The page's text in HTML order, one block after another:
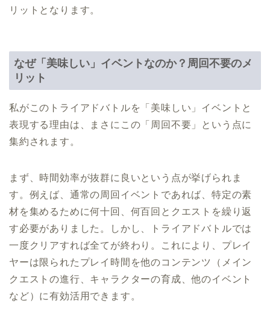
リットとなります。
なぜ「美味しい」イベントなのか？周回不要のメ
リット
私がこのトライアドバトルを「美味しい」イベントと
表現する理由は、まさにこの「周回不要」という点に
集約されます。
まず、時間効率が抜群に良いという点が挙げられま
す。例えば、通常の周回イベントであれば、特定の素
材を集めるために何十回、何百回とクエストを繰り返
す必要がありました。しかし、トライアドバトルでは
一度クリアすれば全てが終わり。これにより、プレイ
ヤーは限られたプレイ時間を他のコンテンツ（メイン
クエストの進行、キャラクターの育成、他のイベント
など）に有効活用できます。